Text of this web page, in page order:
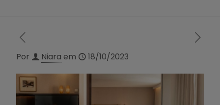
Por Niara em 18/10/2023